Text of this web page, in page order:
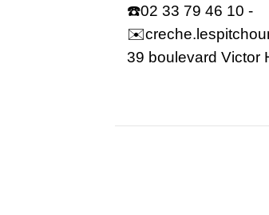
☎️02 33 79 46 10 -
39 boulevard Victor